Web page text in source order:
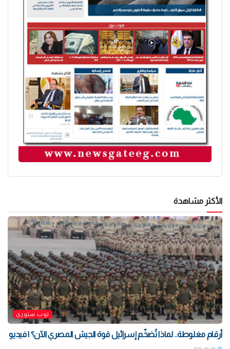
الأكثر مشاهدة
توب ستوري
أرقام مغلوطة.. لماذا تُضخّم إسرائيل قوة الجيش المصري الآن؟ | فيديو